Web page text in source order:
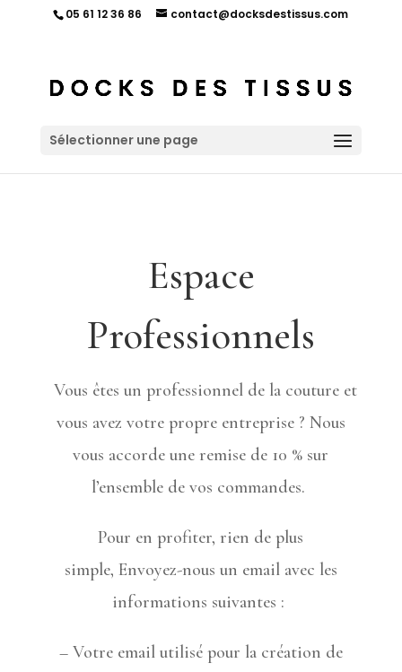
05 61 12 36 86 contact@docksdestissus.com
Sélectionner une page
Espace
Professionnels
Vous êtes un professionnel de la couture et
vous avez votre propre entreprise ? Nous
vous accorde une remise de 10 % sur
l’ensemble de vos commandes.
Pour en profiter, rien de plus
simple, Envoyez-nous un email avec les
informations suivantes :
– Votre email utilisé pour la création de